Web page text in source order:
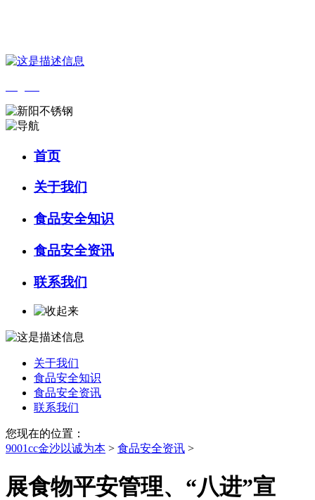
首页
关于我们
食品安全知识
食品安全资讯
联系我们
关于我们
食品安全知识
食品安全资讯
联系我们
您现在的位置：
9001cc金沙以诚为本 > 食品安全资讯 >
展食物平安管理、“八进”宣